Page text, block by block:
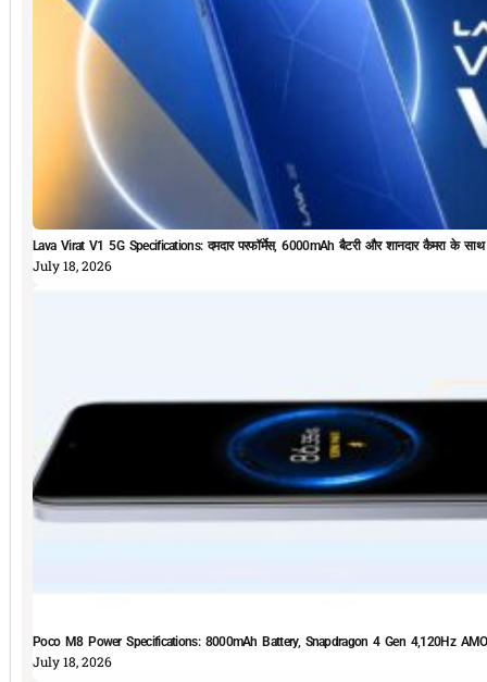
Lava Virat V1 5G Specifications: दमदार परफॉर्मेस, 6000mAh बैटरी और शानदार कैमरा के
July 18, 2026
Poco M8 Power Specifications: 8000mAh Battery, Snapdragon 4 Gen 4,120Hz
July 18, 2026